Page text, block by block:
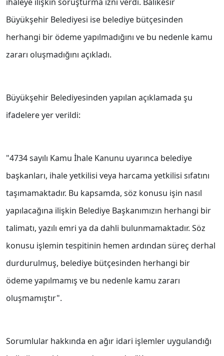
Büyükşehir Belediyesi ise belediye bütçesinden
herhangi bir ödeme yapılmadığını ve bu nedenle kamu
zararı oluşmadığını açıkladı.
Büyükşehir Belediyesinden yapılan açıklamada şu
ifadelere yer verildi:
"4734 sayılı Kamu İhale Kanunu uyarınca belediye
başkanları, ihale yetkilisi veya harcama yetkilisi sıfatını
taşımamaktadır. Bu kapsamda, söz konusu işin nasıl
yapılacağına ilişkin Belediye Başkanımızın herhangi bir
talimatı, yazılı emri ya da dahli bulunmamaktadır. Söz
konusu işlemin tespitinin hemen ardından süreç derhal
durdurulmuş, belediye bütçesinden herhangi bir
ödeme yapılmamış ve bu nedenle kamu zararı
oluşmamıştır".
Sorumlular hakkında en ağır idari işlemler uygulandığı